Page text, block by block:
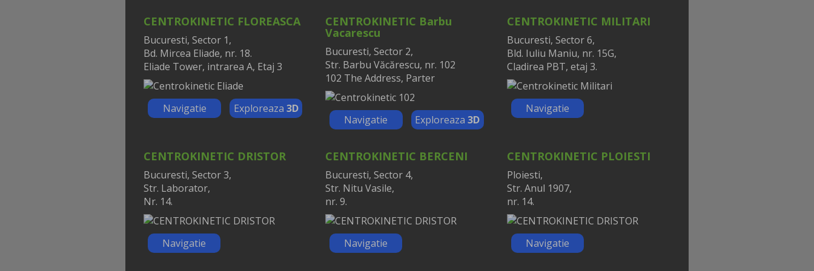
CENTROKINETIC FLOREASCA
Bucuresti, Sector 1,
Bd. Mircea Eliade, nr. 18.
Eliade Tower, intrarea A, Etaj 3
Navigatie Exploreaza 3D
CENTROKINETIC Barbu
Vacarescu
Bucuresti, Sector 2,
Str. Barbu Văcărescu, nr. 102
102 The Address, Parter
Navigatie Exploreaza3D
CENTROKINETIC MILITARI
Bucuresti, Sector 6,
Bld. Iuliu Maniu, nr. 15G,
Cladirea PBT, etaj 3.
Navigatie
CENTROKINETIC DRISTOR
Bucuresti, Sector 3,
Str. Laborator,
Nr. 14.
Navigatie
CENTROKINETIC BERCENI
Bucuresti, Sector 4,
Str. Nitu Vasile,
nr. 9.
Navigatie
CENTROKINETIC PLOIESTI
Ploiesti,
Str. Anul 1907,
nr. 14.
Navigatie